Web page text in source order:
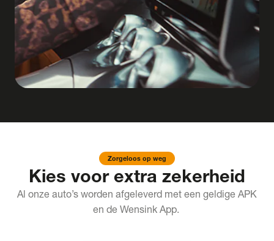
Zorgeloos op weg
Kies voor extra zekerheid
Al onze auto’s worden afgeleverd met een geldige APK
en de Wensink App.